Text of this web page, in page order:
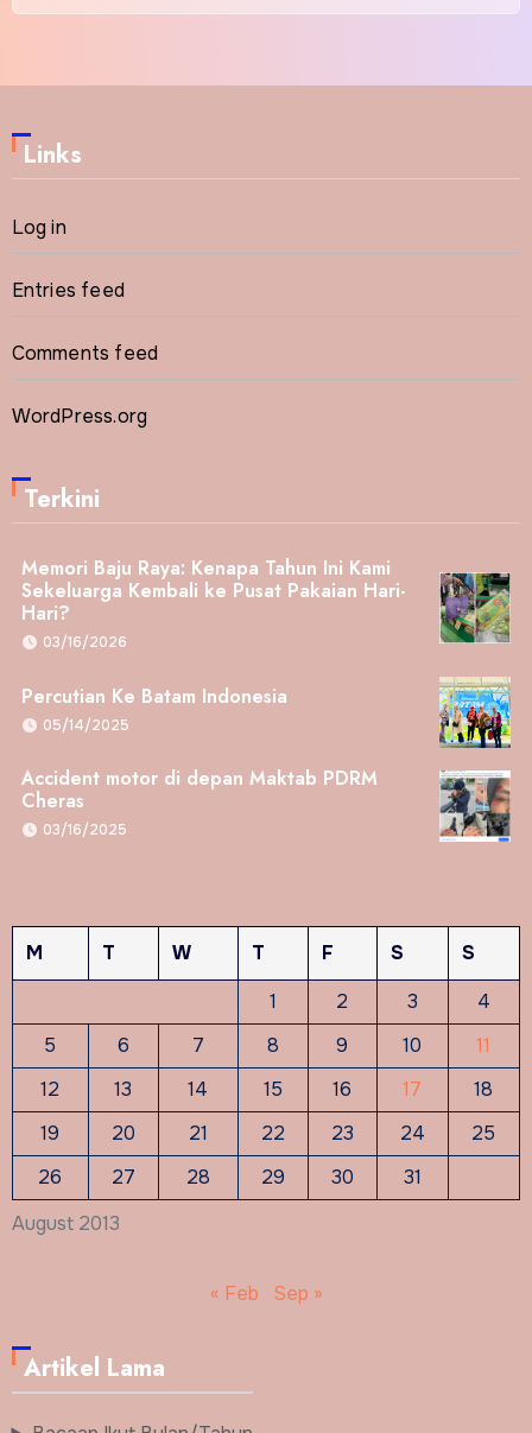
Links
Log in
Entries feed
Comments feed
WordPress.org
Terkini
Memori Baju Raya: Kenapa Tahun Ini Kami
Sekeluarga Kembali ke Pusat Pakaian Hari-
Hari?
03/16/2026
Percutian Ke Batam Indonesia
05/14/2025
Accident motor di depan Maktab PDRM
Cheras
03/16/2025
August 2013
M T W T F S
S
1
2 3
4
5
6 7 8 9 10
11
12
13 14 15 16 17
18
19
20 21 22 23 24
25
26
27 28 29 30 31
« Feb Sep »
Artikel Lama